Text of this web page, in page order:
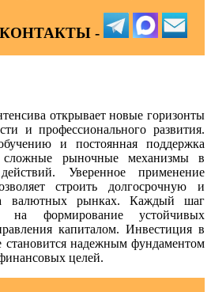
КОНТАКТЫ -
открывает новые горизонты
и профессионального развития.
и постоянная поддержка
сложные рыночные механизмы в
Уверенное применение
строить долгосрочную и
валютных рынках. Каждый шаг
на формирование устойчивых
капиталом. Инвестиция в
становится надежным фундаментом
целей.